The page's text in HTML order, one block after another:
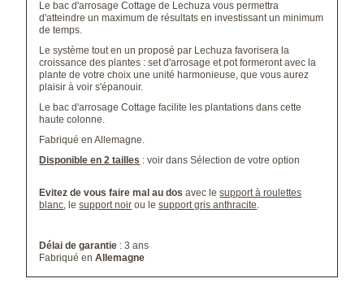
Le bac d'arrosage Cottage de Lechuza vous permettra
d'atteindre un maximum de résultats en investissant un minimum
de temps.
Le système tout en un proposé par Lechuza favorisera la
croissance des plantes : set d'arrosage et pot formeront avec la
plante de votre choix une unité harmonieuse, que vous aurez
plaisir à voir s'épanouir.
Le bac d'arrosage Cottage facilite les plantations dans cette
haute colonne.
Fabriqué en Allemagne.
Disponible en 2 tailles : voir dans Sélection de votre option
Evitez de vous faire mal au dos avec lesupport à roulettes
blanc, lesupport noir ou lesupport gris anthracite.
Délai de garantie : 3 ans
Fabriqué enAllemagne